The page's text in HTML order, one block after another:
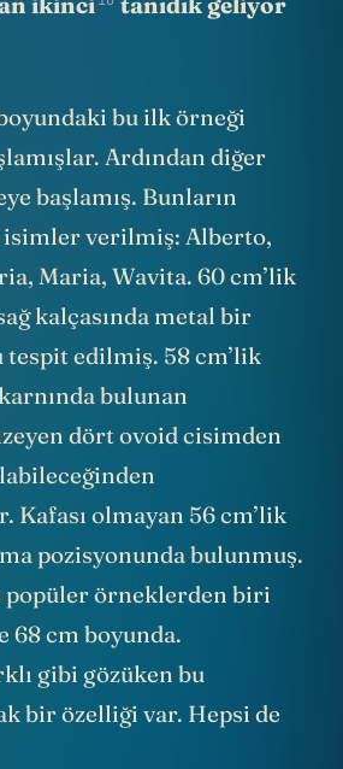
bu ilk örneği
Ardından diğer
başlamış. Bunların
isimler verilmiş: Alberto,
Maria, Wavita. 60 cm’lik
kalçasında metal bir
edilmiş. 58 cm’lik
karnında bulunan
dört ovoid cisimden
Kafası olmayan 56 cm’lik
pozisyonunda bulunmuş.
popüler örneklerden biri
68 cm boyunda.
gibi gözüken bu
bir özelliği var. Hepsi de